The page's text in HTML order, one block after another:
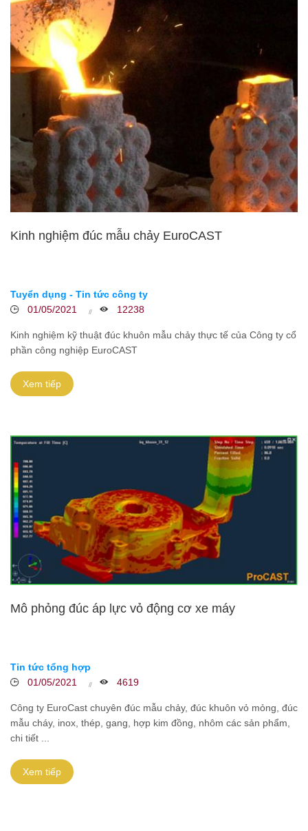
Kinh nghiệm đúc mẫu chảy EuroCAST
Tuyển dụng - Tin tức công ty
01/05/2021
12238
Kinh nghiệm kỹ thuật đúc khuôn mẫu chảy thực tế của Công ty cổ
phần công nghiệp EuroCAST
Xem tiếp
Mô phỏng đúc áp lực vỏ động cơ xe máy
Tin tức tổng hợp
01/05/2021
4619
Công ty EuroCast chuyên đúc mẫu chảy, đúc khuôn vỏ mỏng, đúc
mẫu cháy, inox, thép, gang, hợp kim đồng, nhôm các sản phẩm,
chi tiết ...
Xem tiếp